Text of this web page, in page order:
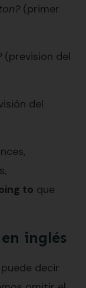
(primer
(prevision del
del
to que
inglés
decir